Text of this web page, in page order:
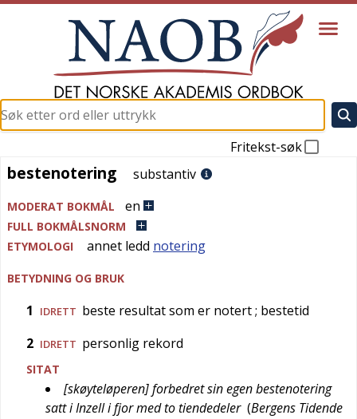
Fritekst-søk
bestenotering
bestenotering substantiv
MODERAT BOKMÅL en
FULL BOKMÅLSNORM
ETYMOLOGI
annet ledd notering
BETYDNING OG BRUK
1 IDRETT beste resultat som er notert; bestetid
2 IDRETT personlig rekord
SITAT
[skøyteløperen] forbedret sin egen bestenotering
satt i Inzell i fjor med to tiendedeler (Bergens Tidende